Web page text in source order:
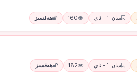
سان: 1 - ئاي 160 ھەقسىز
سان: 1 - ئاي 182 ھەقسىز